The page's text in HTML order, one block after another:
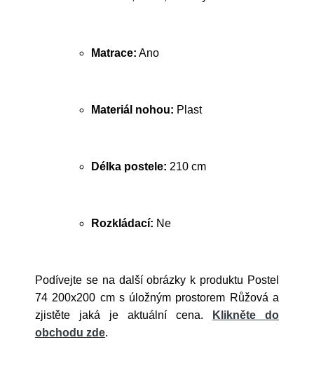
Matrace: Ano
Materiál nohou: Plast
Délka postele: 210 cm
Rozkládací: Ne
Podívejte se na další obrázky k produktu Postel
74 200x200 cm s úložným prostorem Růžová a
zjistěte jaká je aktuální cena.
Klikněte do
obchodu zde.